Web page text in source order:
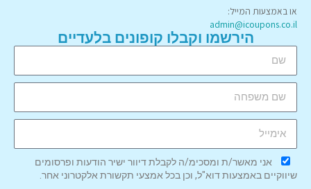
או באמצעות המייל:
admin@icoupons.co.il
הירשמו וקבלו קופונים בלעדיים
אני מאשר/ת ומסכימ/ה לקבלת דיוור ישיר הודעות ופרסומים
שיווקיים באמצעות דוא"ל, וכן בכל אמצעי תקשורת אלקטרוני אחר.